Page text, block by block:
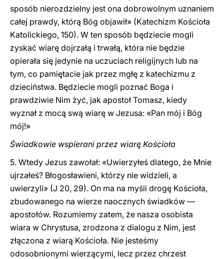
sposób nierozdzielny jest ona dobrowolnym uznaniem
całej prawdy, którą Bóg objawił» (Katechizm Kościoła
Katolickiego, 150). W ten sposób będziecie mogli
zyskać wiarę dojrzałą i trwałą, która nie będzie
opierała się jedynie na uczuciach religijnych lub na
tym, co pamiętacie jak przez mgłę z katechizmu z
dzieciństwa. Będziecie mogli poznać Boga i
prawdziwie Nim żyć, jak apostoł Tomasz, kiedy
wyznał z mocą swą wiarę w Jezusa: «Pan mój i Bóg
mój!»
Świadkowie wspierani przez wiarę Kościoła
5. Wtedy Jezus zawołał: «Uwierzyłeś dlatego, że Mnie
ujrzałeś? Błogosławieni, którzy nie widzieli, a
uwierzyli» (J 20, 29). On ma na myśli drogę Kościoła,
zbudowanego na wierze naocznych świadków —
apostołów. Rozumiemy zatem, że nasza osobista
wiara w Chrystusa, zrodzona z dialogu z Nim, jest
złączona z wiarą Kościoła. Nie jesteśmy
odosobnionymi wierzącymi, lecz przez chrzest